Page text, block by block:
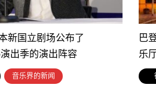
新国立剧场公布了
出季的演出阵容
音乐界的新闻
巴
乐